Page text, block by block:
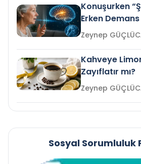
Konuşurken
Erken
mi?
Zeynep
Kahveye
Zayıflatır mı?
Zeynep
Sosyal Sorumluluk